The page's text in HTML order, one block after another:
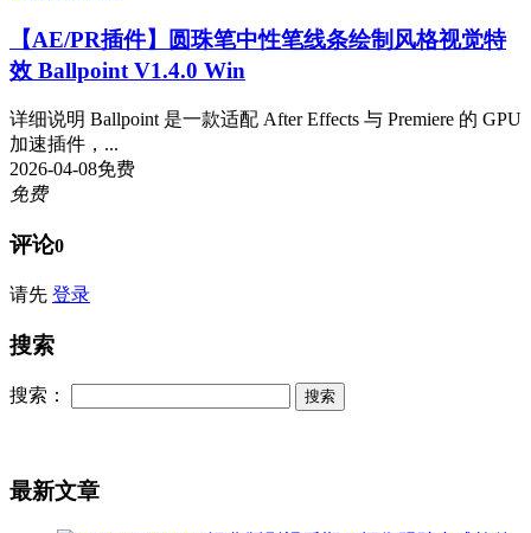
【AE/PR插件】圆珠笔中性笔线条绘制风格视觉特
效 Ballpoint V1.4.0 Win
详细说明 Ballpoint 是一款适配 After Effects 与 Premiere 的 GPU
加速插件，...
2026-04-08免费
免费
评论0
请先 登录
搜索
搜索：
最新文章